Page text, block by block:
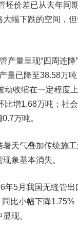
价差已从去年同
幅下跌的空间，
产量呈现“四周连
量已降至38.58万
动收缩在一定程度
增1.68万吨；社会
万吨。
天气叠加传统施
象基本消失。
年5月我国无缝管
比小幅下降
现。